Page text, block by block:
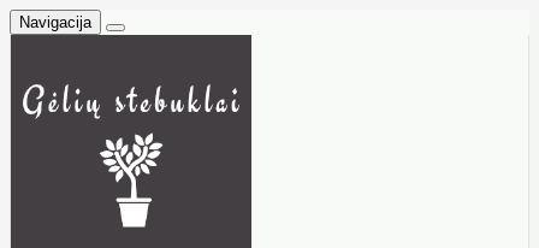
Navigacija